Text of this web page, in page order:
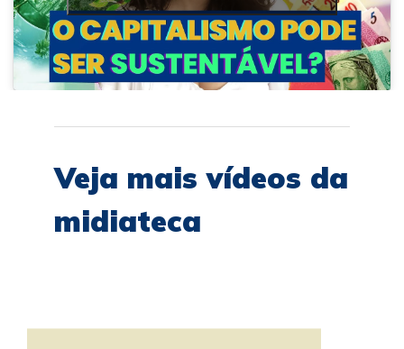
Veja mais vídeos da
midiateca